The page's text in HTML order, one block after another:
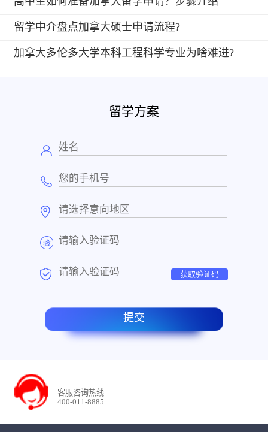
留学中介盘点加拿大硕士申请流程?
加拿大多伦多大学本科工程科学专业为啥难进?
留学方案
获取验证码
提交
客服咨询热线
400-011-8885